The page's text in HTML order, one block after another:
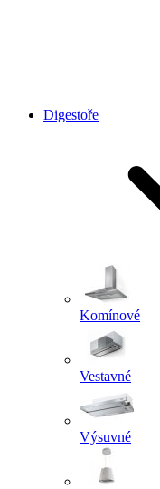
Digestoře
Komínové
Vestavné
Výsuvné